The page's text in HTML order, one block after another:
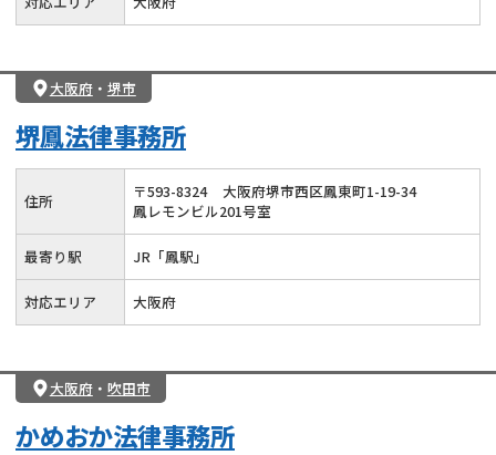
大阪府・ 堺市
堺鳳法律事務所
住所 〒593-8324
大阪府堺市西区鳳東町1-19-34
鳳レモンビル201号室
最寄り駅 JR「鳳駅」
対応エリア 大阪府
大阪府・ 吹田市
かめおか法律事務所